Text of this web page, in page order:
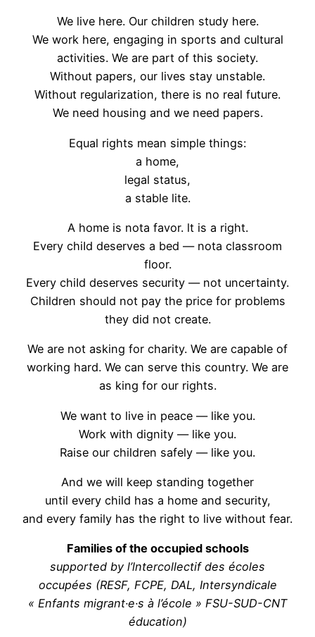
We live here. Our children study here.
We work here, engaging in sports and cultural
activities. We are part of this society.
Without papers, our lives stay unstable.
Without regularization, there is no real future.
We need housing and we need papers.
Equal rights mean simple things:
a home,
legal status,
a stable lite.
A home is nota favor. lt is a right.
Every chiId deserves a bed — nota classroom
floor.
Every chiId deserves security — not uncertainty.
Children should not pay the price for problems
they did not create.
We are not asking for charity. We are capable of
working hard. We can serve this country. We are
as king for our rights.
We want to live in peace — like you.
Work with dignity — like you.
Raise our children safely — like you.
And we will keep standing together
until every child has a home and security,
and every family has the right to live without fear.
Families of the occupied schools
supported by l’lntercollectif des écoles
occupées (RESF, FCPE, DAL, Intersyndicale
« Enfants migrant·e·s à l’école » FSU-SUD-CNT
éducation)